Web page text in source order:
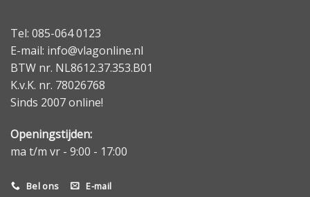
Tel: 085-064 0123
E-mail: info@vlagonline.nl
BTW nr. NL8612.37.353.B01
K.v.K. nr. 78026768
Sinds 2007 online!
Openingstijden:
ma t/m vr - 9:00 - 17:00
Bel ons E-mail